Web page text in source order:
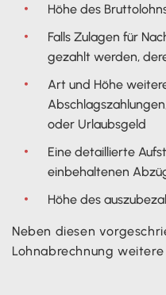
Höhe des
Falls Zulagen für
gezahlt werden,
Art und Höhe
oder Urlaubsgeld
Eine detaillierte
einbehaltenen
Höhe des
Neben diesen
Lohnabrechnung